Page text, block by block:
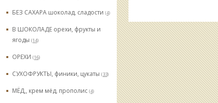
БЕЗ САХАРА шоколад, сладости (4)
В ШОКОЛАДЕ орехи, фрукты и
ягоды (14)
ОРЕХИ (16)
СУХОФРУКТЫ, финики, цукаты (33)
МЁД,, крем мёд, прополис (4)